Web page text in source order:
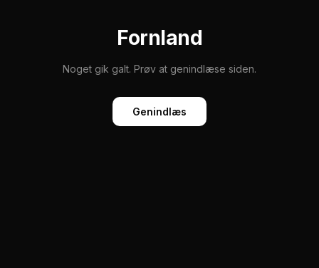
Fornland
Noget gik galt. Prøv at genindlæse siden.
Genindlæs